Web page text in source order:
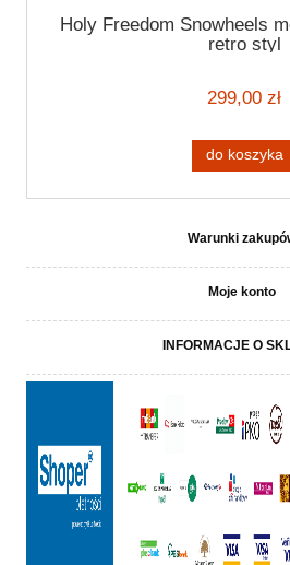
Holy Freedom Snowheels
retro styl
299,00 zł
do koszyka
Warunki
Moje konto
INFORMACJE O